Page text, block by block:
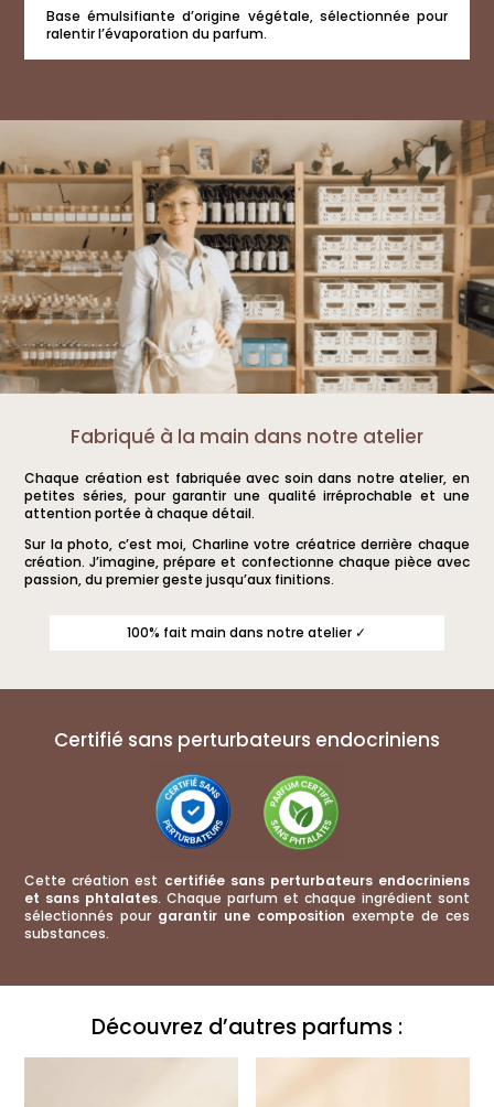
Base émulsifiante d’origine végétale, sélectionnée pour
ralentir l’évaporation du parfum.
Fabriqué à la main dans notre atelier
Chaque création est fabriquée avec soin dans notre atelier, en
petites séries, pour garantir une qualité irréprochable et une
attention portée à chaque détail.
Sur la photo, c’est moi, Charline votre créatrice derrière chaque
création. J’imagine, prépare et confectionne chaque pièce avec
passion, du premier geste jusqu’aux finitions.
100% fait main dans notre atelier ✓
Certifié sans perturbateurs endocriniens
Cette création est certifiée sans perturbateurs endocriniens
et sans phtalates. Chaque parfum et chaque ingrédient sont
sélectionnés pour garantir une composition exempte de ces
substances.
Ce qu'ils pensent de cette création :
Huile de diffusion Thé impérial
Aurore
Découvrez d’autres parfums :